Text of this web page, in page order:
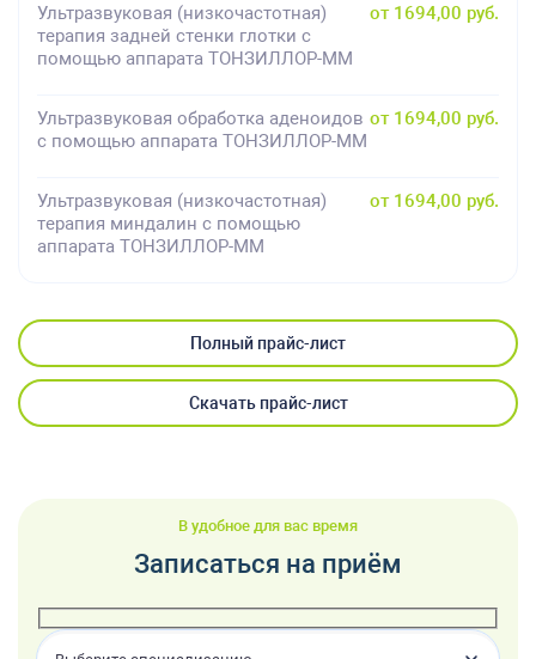
Ультразвуковая (низкочастотная)
терапия задней стенки глотки с
помощью аппарата ТОНЗИЛЛОР-ММ
от 1694,00 руб.
Ультразвуковая обработка аденоидов
с помощью аппарата ТОНЗИЛЛОР-ММ
от 1694,00 руб.
Ультразвуковая (низкочастотная)
терапия миндалин с помощью
аппарата ТОНЗИЛЛОР-ММ
от 1694,00 руб.
Полный прайс-лист
Скачать прайс-лист
В удобное для вас время
Записаться на приём